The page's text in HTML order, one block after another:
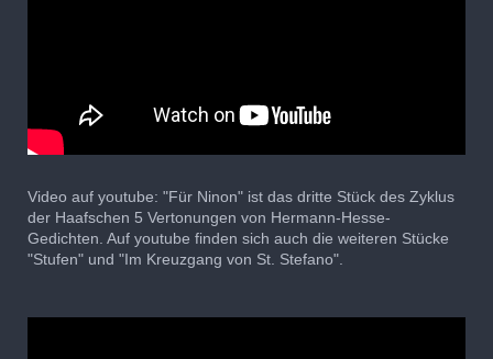
Video auf youtube: "Für Ninon" ist das dritte Stück des Zyklus
der Haafschen 5 Vertonungen von Hermann-Hesse-
Gedichten. Auf youtube finden sich auch die weiteren Stücke
"Stufen" und "Im Kreuzgang von St. Stefano".